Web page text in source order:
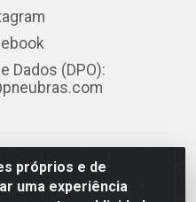
próprios e de
uma experiência
Dados (DPO):
KM 82 - Prazeres,
- CEP 54.335-000 - CNPJ
Comércio de Pneus